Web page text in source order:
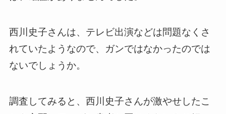
西川史子さんは、テレビ出演などは問題なくさ
れていたようなので、ガンではなかったのでは
ないでしょうか。
調査してみると、西川史子さんが激やせしたこ